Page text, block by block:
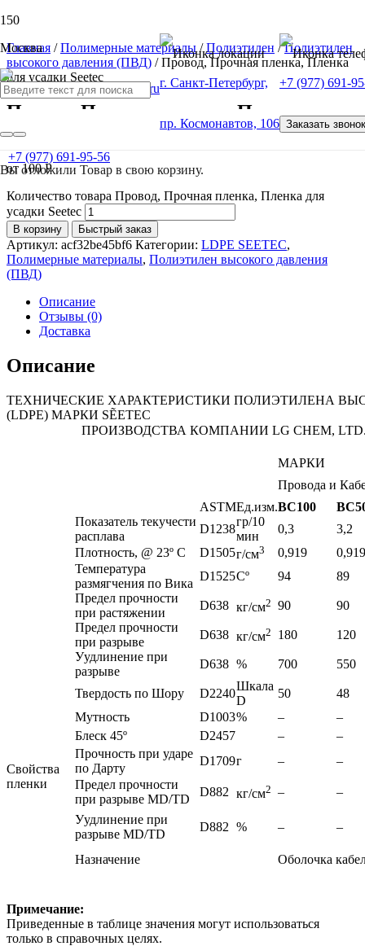
Москва
г. Санкт-Петербург,
пр. Космонавтов, 106
+7 (977) 691-
Заказать звонок
Вы отложили Товар в свою корзину.
+7 (977) 691-95-56
Главная /Полимерные материалы /Полиэтилен /Полиэтилен
высокого давления (ПВД) / Провод, Прочная пленка, Пленка
для усадки Seetec
Провод, Прочная пленка, Пленка для
усадки Seetec
от100Р
Количество товара Провод, Прочная пленка, Пленка для
усадки Seetec
В корзину Быстрый заказ
Артикул: acf32be45bf6 Категории: LDPE SEETEC,
Полимерные материалы, Полиэтилен высокого давления
(ПВД)
Описание
Отзывы (0)
Доставка
Описание
ТЕХНИЧЕСКИЕ ХАРАКТЕРИСТИКИ ПОЛИЭТИЛЕНА
(LDPE) МАРКИ SẼETEC
ПРОИЗВОДСТВА КОМПАНИИ LG CHEM,
МАРКИ
Провода и
ASTMЕд.изм.BC100
Показатель текучести
расплава
D1238
гр/10
мин
0,3
3,2
Плотность, @ 23º C
D1505г/см3 0,919
0,919
Температура
размягчения по Вика
D1525Сº 94
89
Предел прочности
при растяжении
D638 кг/см2 90
90
Предел прочности
при разрыве
D638 кг/см2 180
120
Уудлинение при
разрыве
D638 % 700 550
Твердость по Шору D2240
Шкала
D
50 48
Свойства
пленки
Мутность D1003% –
–
Блеск 45º
D2457 –
–
Прочность при ударе
по Дарту
D1709г –
–
Предел прочности
при разрыве MD/TD
D882 кг/см2 –
–
Уудлинение при
разрыве MD/TD
D882 % – –
Назначение Оболочка
Примечание:
Приведенные в таблице значения могут использоваться
только в справочных целях.